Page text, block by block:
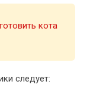
кота
следует: